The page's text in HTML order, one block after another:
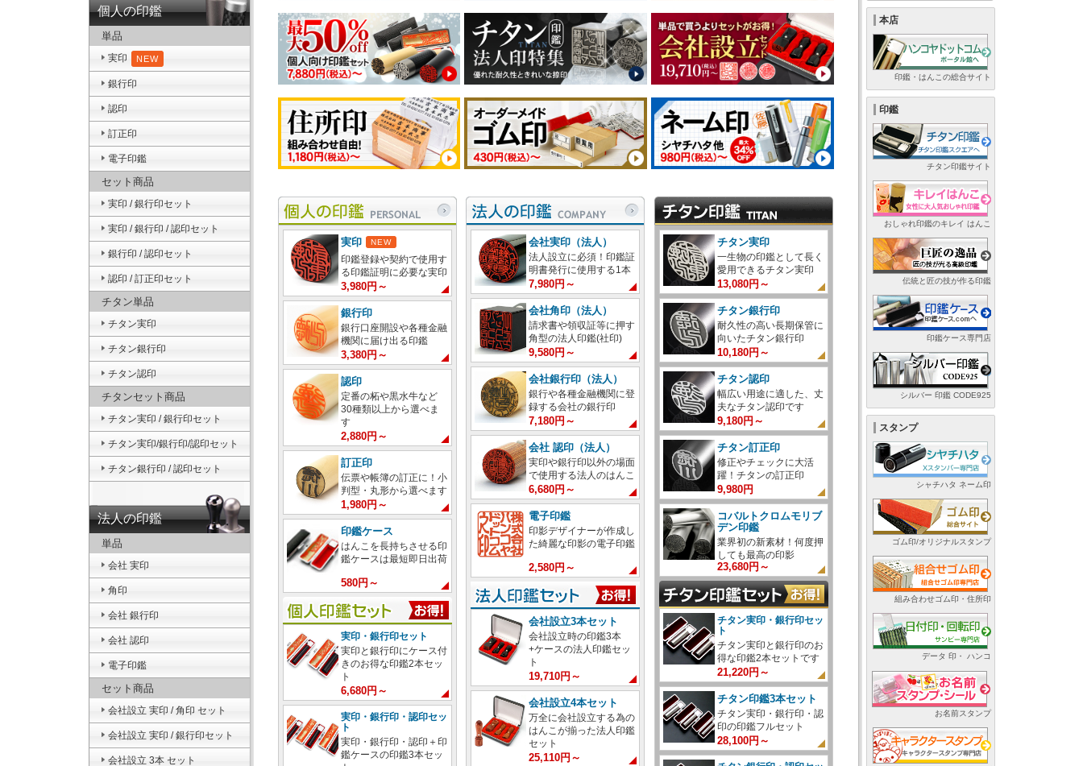
実印 NEW
印鑑登録や契約で使用す
る印鑑証明に必要な実印
3,980円～
銀行印
銀行口座開設や各種金融
機関に届け出る印鑑
3,380円～
認印
定番の柘や黒水牛など
30種類以上から選べま
す
2,880円～
訂正印
伝票や帳簿の訂正に！小
判型・丸形から選べます
1,980円～
印鑑ケース
はんこを長持ちさせる印
鑑ケースは最短即日出荷
580円～
実印・銀行印セット
実印と銀行印にケース付
きのお得な印鑑2本セッ
ト
6,680円～
実印・銀行印・認印セッ
ト
実印・銀行印・認印＋印
鑑ケースの印鑑3本セッ
会社実印（法人）
法人設立に必須！印鑑証
明書発行に使用する1本
7,980円～
会社角印（法人）
請求書や領収証等に押す
角型の法人印鑑(社印)
9,580円～
会社銀行印（法人）
銀行や各種金融機関に登
録する会社の銀行印
7,180円～
会社 認印（法人）
実印や銀行印以外の場面
で使用する法人のはんこ
6,680円～
電子印鑑
印影デザイナーが作成し
た綺麗な印影の電子印鑑
2,580円～
会社設立3本セット
会社設立時の印鑑3本
+ケースの法人印鑑セッ
ト
19,710円～
会社設立4本セット
万全に会社設立する為の
はんこが揃った法人印鑑
セット
25,110円～
チタン実印
一生物の印鑑として長く
愛用できるチタン実印
13,080円～
チタン銀行印
耐久性の高い長期保管に
向いたチタン銀行印
10,180円～
チタン認印
幅広い用途に適した、丈
夫なチタン認印です
9,180円～
チタン訂正印
修正やチェックに大活
躍！チタンの訂正印
9,980円
コバルトクロムモリブ
デン印鑑
業界初の新素材！何度押
しても最高の印影
23,680円～
チタン実印・銀行印セッ
ト
チタン実印と銀行印のお
得な印鑑2本セットです
21,220円～
チタン印鑑3本セット
チタン実印・銀行印・認
印の印鑑フルセット
28,100円～
個人の印鑑
単品
実印 NEW
銀行印
認印
訂正印
電子印鑑
セット商品
実印 / 銀行印セット
実印 / 銀行印 / 認印セット
銀行印 / 認印セット
認印 / 訂正印セット
チタン単品
チタン実印
チタン銀行印
チタン認印
チタンセット商品
チタン実印 / 銀行印セット
チタン実印/銀行印/認印セット
チタン銀行印 / 認印セット
法人の印鑑
単品
会社 実印
角印
会社 銀行印
会社 認印
電子印鑑
セット商品
会社設立 実印 / 角印 セット
会社設立 実印 / 銀行印セット
会社設立 3本 セット
本店
印鑑・はんこの総合サイト
印鑑
チタン印鑑サイト
おしゃれ印鑑のキレイ はんこ
伝統と匠の技が作る印鑑
印鑑ケース専門店
シルバー 印鑑 CODE925
スタンプ
シャチハタ ネーム印
ゴム印/オリジナルスタンプ
組み合わせゴム印・住所印
データ 印・ ハンコ
お名前スタンプ